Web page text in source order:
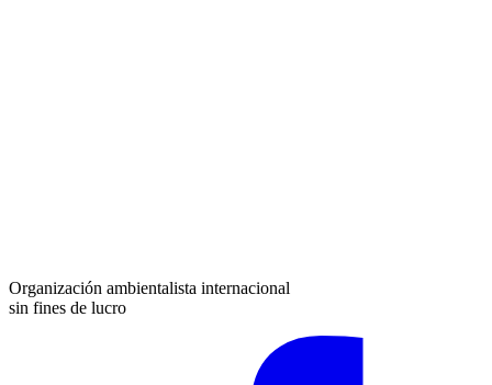
Organización ambientalista internacional
sin fines de lucro